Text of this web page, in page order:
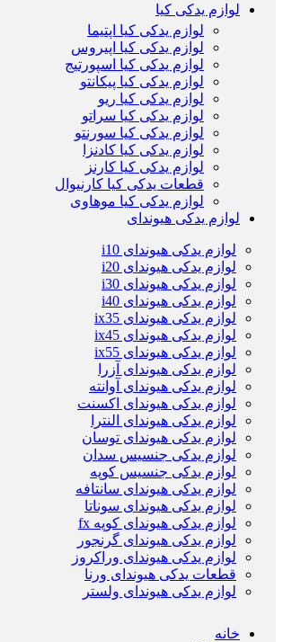
لوازم یدکی کیا
لوازم یدکی کیا اپتیما
لوازم یدکی کیا اپیروس
لوازم یدکی کیا اسپورتیج
لوازم یدکی کیا پیکانتو
لوازم یدکی کیا ریو
لوازم یدکی کیا سراتو
لوازم یدکی کیا سورنتو
لوازم یدکی کیا کادنزا
لوازم یدکی کیا کارنز
قطعات یدکی کیا کارنیوال
لوازم یدکی کیا موهاوی
لوازم یدکی هیوندای
لوازم یدکی هیوندای i10
لوازم یدکی هیوندای i20
لوازم یدکی هیوندای i30
لوازم یدکی هیوندای i40
لوازم یدکی هیوندای ix35
لوازم یدکی هیوندای ix45
لوازم یدکی هیوندای ix55
لوازم یدکی هیوندای آزرا
لوازم یدکی هیوندای آوانته
لوازم یدکی هیوندای اکسنت
لوازم یدکی هیوندای النترا
لوازم یدکی هیوندای توسان
لوازم یدکی جنسیس سدان
لوازم یدکی جنسیس کوپه
لوازم یدکی هیوندای سانتافه
لوازم یدکی هیوندای سوناتا
لوازم یدکی هیوندای کوپه fx
لوازم یدکی هیوندای گرنجور
لوازم یدکی هیوندای وراکروز
قطعات یدکی هیوندای ورنا
لوازم یدکی هیوندای ولستر
خانه